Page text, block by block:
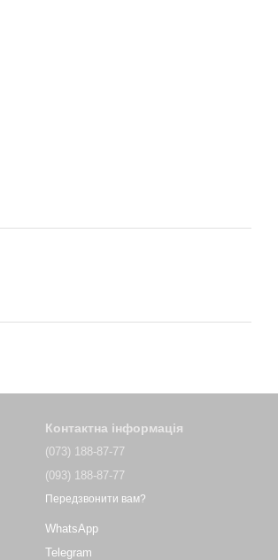
Контактна інформація
(073) 188-87-77
(093) 188-87-77
Передзвонити вам?
WhatsApp
Telegram